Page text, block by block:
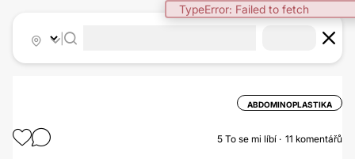
TypeError: Failed to fetch
ABDOMINOPLASTIKA
5 To se mi líbí 11 komentářů